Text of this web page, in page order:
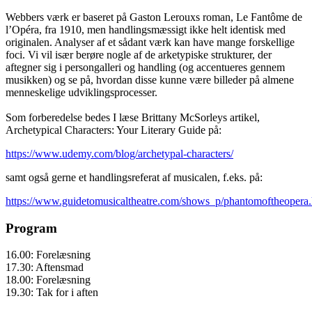
Webbers værk er baseret på Gaston Lerouxs roman, Le Fantôme de
l’Opéra, fra 1910, men handlingsmæssigt ikke helt identisk med
originalen. Analyser af et sådant værk kan have mange forskellige
foci. Vi vil især berøre nogle af de arketypiske strukturer, der
aftegner sig i persongalleri og handling (og accentueres gennem
musikken) og se på, hvordan disse kunne være billeder på almene
menneskelige udviklingsprocesser.
Som forberedelse bedes I læse Brittany McSorleys artikel,
Archetypical Characters: Your Literary Guide på:
https://www.udemy.com/blog/archetypal-characters/
samt også gerne et handlingsreferat af musicalen, f.eks. på:
https://www.guidetomusicaltheatre.com/shows_p/
Program
16.00: Forelæsning
17.30: Aftensmad
18.00: Forelæsning
19.30: Tak for i aften